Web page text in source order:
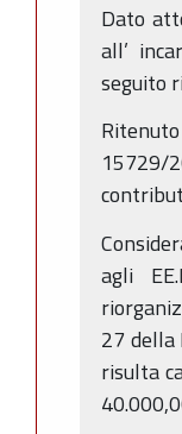
Dato
all’
seguito
15729/
agli
27 della
risulta